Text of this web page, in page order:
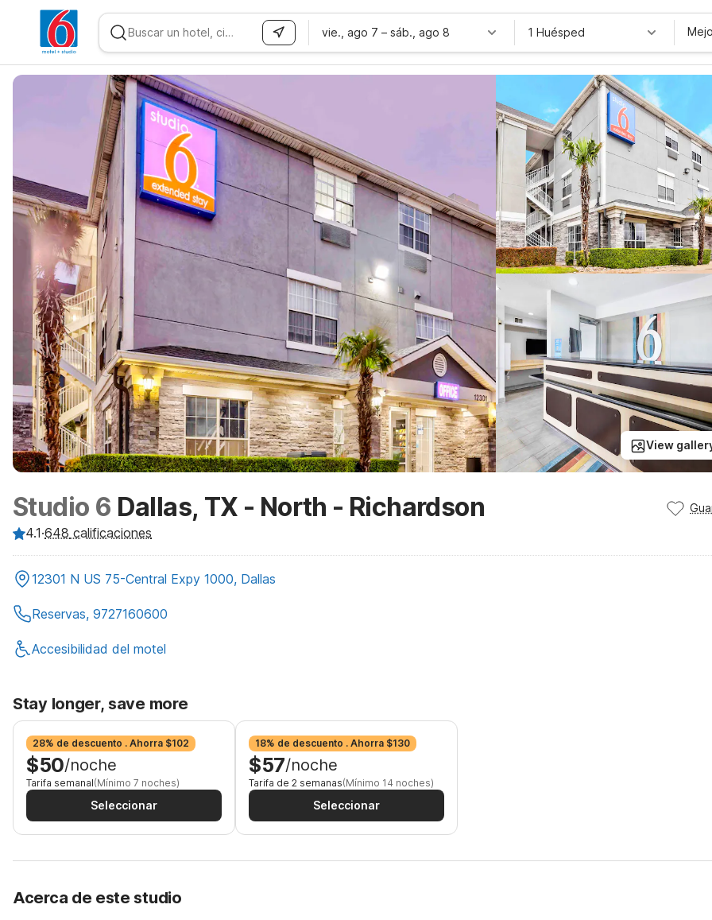
WIZARD MEMBER
vie., ago 7 – sáb., ago 8 1 Huésped
View
Studio 6 Dallas, TX - North - Richardson
4.1·648 calificaciones
12301 N US 75-Central Expy 1000, Dallas
Reservas, 9727160600
Accesibilidad del motel
Stay longer, save more
28% de descuento . Ahorra $102
$50/noche
Tarifa semanal(Mínimo 7 noches)
Seleccionar
18% de descuento . Ahorra $130
$57/noche
Tarifa de 2 semanas(Mínimo 14 noches)
Seleccionar
Acerca de este studio